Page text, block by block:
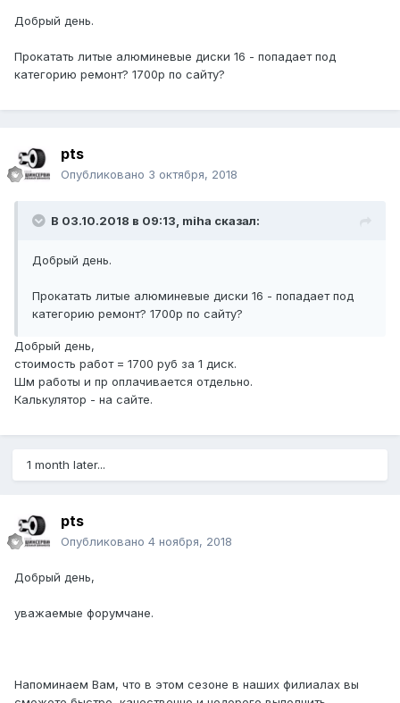
Добрый день.
Прокатать литые алюминевые диски 16 - попадает под
категорию ремонт? 1700р по сайту?
pts
Опубликовано 3 октября, 2018
В 03.10.2018 в 09:13, miha сказал:
Добрый день.
Прокатать литые алюминевые диски 16 - попадает под
категорию ремонт? 1700р по сайту?
Добрый день,
стоимость работ = 1700 руб за 1 диск.
Шм работы и пр оплачивается отдельно.
Калькулятор - на сайте.
1 month later...
pts
Опубликовано 4 ноября, 2018
Добрый день,
уважаемые форумчане.
Напоминаем Вам, что в этом сезоне в наших филиалах вы